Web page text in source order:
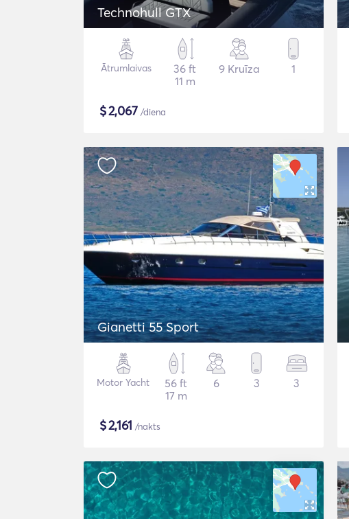
Technohull GTX
Ātrumlaivas
36 ft
11 m
9 Kruīza 1
$2,067 /diena
Gianetti 55 Sport
Motor Yacht
56 ft
17 m
6 3 3
$2,161 /nakts